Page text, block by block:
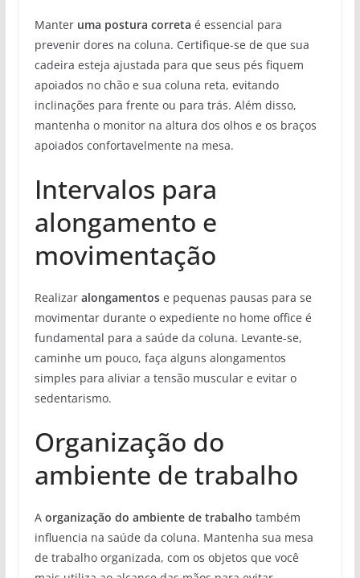
Manter uma postura correta é essencial para
prevenir dores na coluna. Certifique-se de que sua
cadeira esteja ajustada para que seus pés fiquem
apoiados no chão e sua coluna reta, evitando
inclinações para frente ou para trás. Além disso,
mantenha o monitor na altura dos olhos e os braços
apoiados confortavelmente na mesa.
Intervalos para
alongamento e
movimentação
Realizar alongamentose pequenas pausas para se
movimentar durante o expediente no home office é
fundamental para a saúde da coluna. Levante-se,
caminhe um pouco, faça alguns alongamentos
simples para aliviar a tensão muscular e evitar o
sedentarismo.
Organização do
ambiente de trabalho
A organização do ambiente de trabalho também
influencia na saúde da coluna. Mantenha sua mesa
de trabalho organizada, com os objetos que você